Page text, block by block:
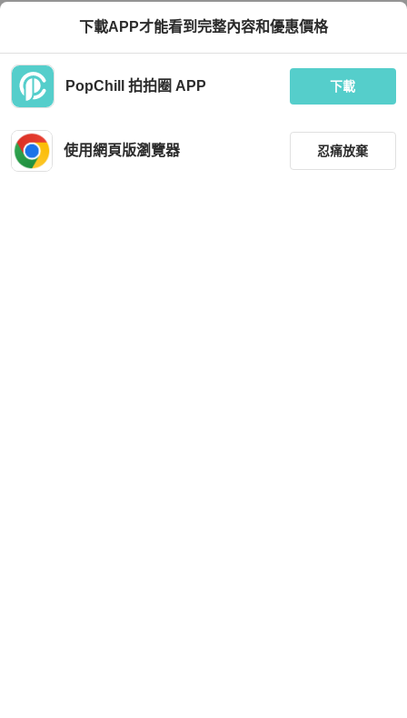
下載APP才能看到完整內容和優惠價格
PopChill 拍拍圈 APP 下載
使用網頁版瀏覽器 忍痛放棄